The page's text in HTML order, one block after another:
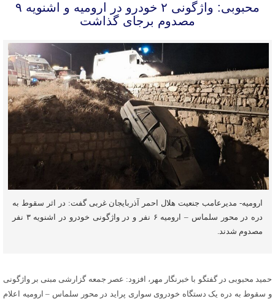
محبوبی: واژگونی ۲ خودرو در ارومیه و اشنویه ۹
مصدوم برجای گذاشت
ارومیه- مدیرعامب جنعیت هلال احمر آذربایجان غربی گفت: در اثر سقوط به
دره در محور سلماس – ارومیه ۶ نفر و در واژگونی خودرو در اشنویه ۳ نفر
مصدوم شدند.
حمید محبوبی در گفتگو با خبرنگار مهر، افزود: عصر جمعه گزارشی مبنی بر واژگونی
و سقوط به دره یک دستگاه خودروی سواری پراید در محور سلماس – ارومیه اعلام